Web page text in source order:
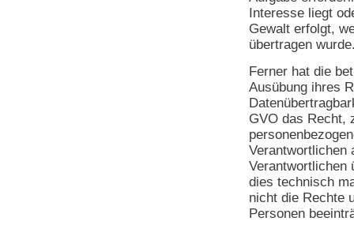
Interesse liegt
Gewalt erfolgt,
übertragen
Ferner hat die
Ausübung ihres
GVO das Recht,
Verantwortlichen
Verantwortlichen
dies technisch
nicht die Rechte
Personen